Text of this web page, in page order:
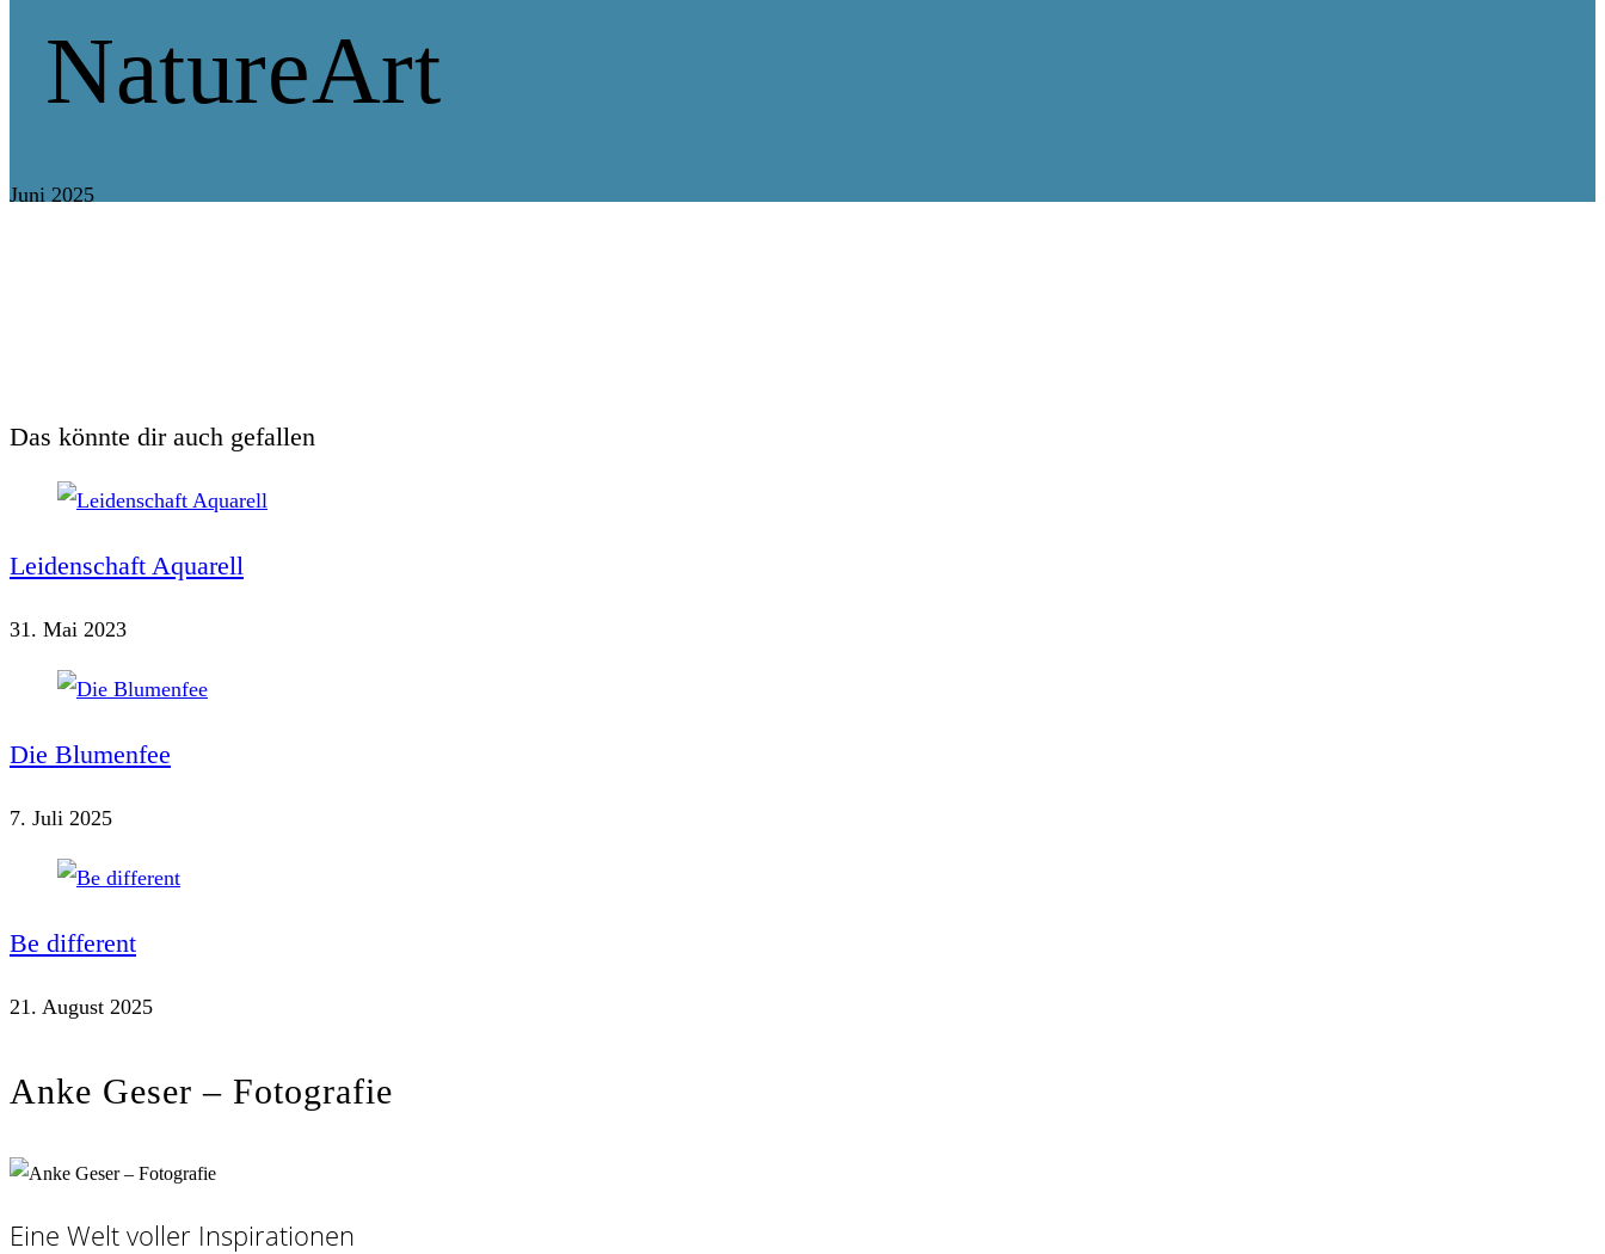
NatureArt
Juni 2025
Das könnte dir auch gefallen
Leidenschaft Aquarell
31. Mai 2023
Die Blumenfee
7. Juli 2025
Be different
21. August 2025
Anke Geser – Fotografie
Eine Welt voller Inspirationen